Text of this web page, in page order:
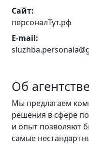
Сайт:
персоналТут.рф
E-mail:
Об агентстве
Мы предлагаем
решения в сфере
и опыт позволяют
самые